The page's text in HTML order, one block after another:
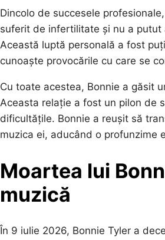
Dincolo de succesele
suferit de infertilitate și nu a putut
Această luptă personală a fost
cunoaște provocările cu care se
Cu toate acestea, Bonnie a găsit
Aceasta relație a fost un pilon de
dificultățile. Bonnie a reușit să
muzica ei, aducând o profunzime
Moartea lui
muzică
În 9 iulie 2026, Bonnie Tyler a